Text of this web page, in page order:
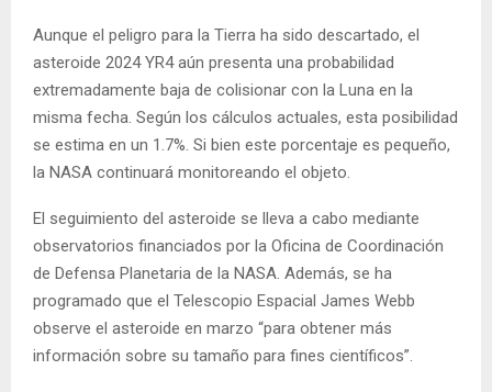
Aunque el peligro para la Tierra ha sido descartado, el
asteroide 2024 YR4 aún presenta una probabilidad
extremadamente baja de colisionar con la Luna en la
misma fecha. Según los cálculos actuales, esta posibilidad
se estima en un 1.7%. Si bien este porcentaje es pequeño,
la NASA continuará monitoreando el objeto.
El seguimiento del asteroide se lleva a cabo mediante
observatorios financiados por la Oficina de Coordinación
de Defensa Planetaria de la NASA. Además, se ha
programado que el Telescopio Espacial James Webb
observe el asteroide en marzo “para obtener más
información sobre su tamaño para fines científicos”.